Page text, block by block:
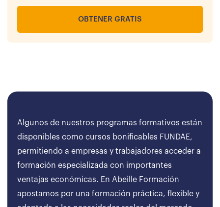
OBTENER GRATIS
Algunos de nuestros programas formativos están
disponibles como cursos bonificables FUNDAE,
permitiendo a empresas y trabajadores acceder a
formación especializada con importantes
ventajas económicas. En Abeille Formación
apostamos por una formación práctica, flexible y